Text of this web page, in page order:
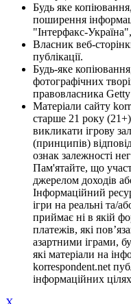
Будь яке
поширення
"Інтерфакс-
Власник веб-
публікації.
Будь-яке
фотографічних
правовласника
Матеріали сайту
старше 21 року
викликати ігрову
(принципів)
ознак залежності
Пам'ятайте, що
джерелом доходів
Інформаційний
ігри на реальні та/
приймає ні в якій
платежів, які
азартними іграми,
які матеріали на
korrespondent.net
інформаційних